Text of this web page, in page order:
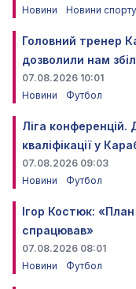
Новини
Новини спорту
Головний тренер
дозволили нам
07.08.2026 10:01
Новини
Футбол
Ліга
кваліфікації у
07.08.2026 09:03
Новини
Футбол
Ігор Костюк:
спрацював»
07.08.2026 08:01
Новини
Футбол